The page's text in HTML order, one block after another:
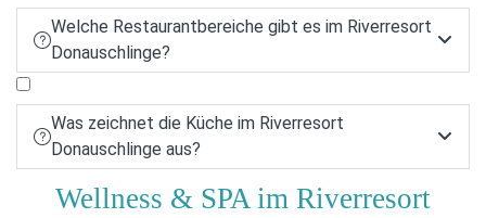
oder in der Hochsaison.

Welche Restaurantbereiche gibt es im Riverresort
Donauschlinge?


Was zeichnet die Küche im Riverresort
Donauschlinge aus?

Wellness & SPA im Riverresort